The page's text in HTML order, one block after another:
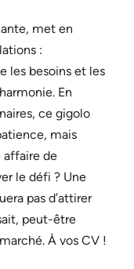
met en
:
les besoins et les
En
ce gigolo
mais
affaire de
le défi ? Une
pas d’attirer
peut-être
À vos CV !